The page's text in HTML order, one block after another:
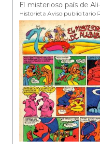
Historieta Aviso publicitario